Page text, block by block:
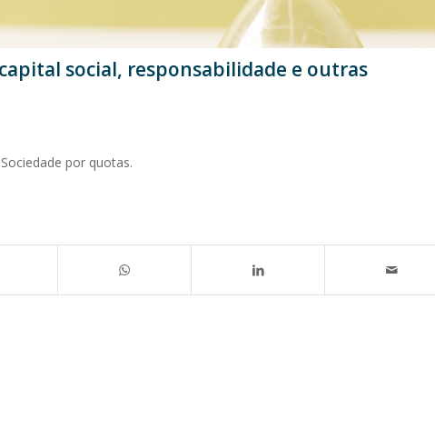
social, responsabilidade e outras
por quotas.